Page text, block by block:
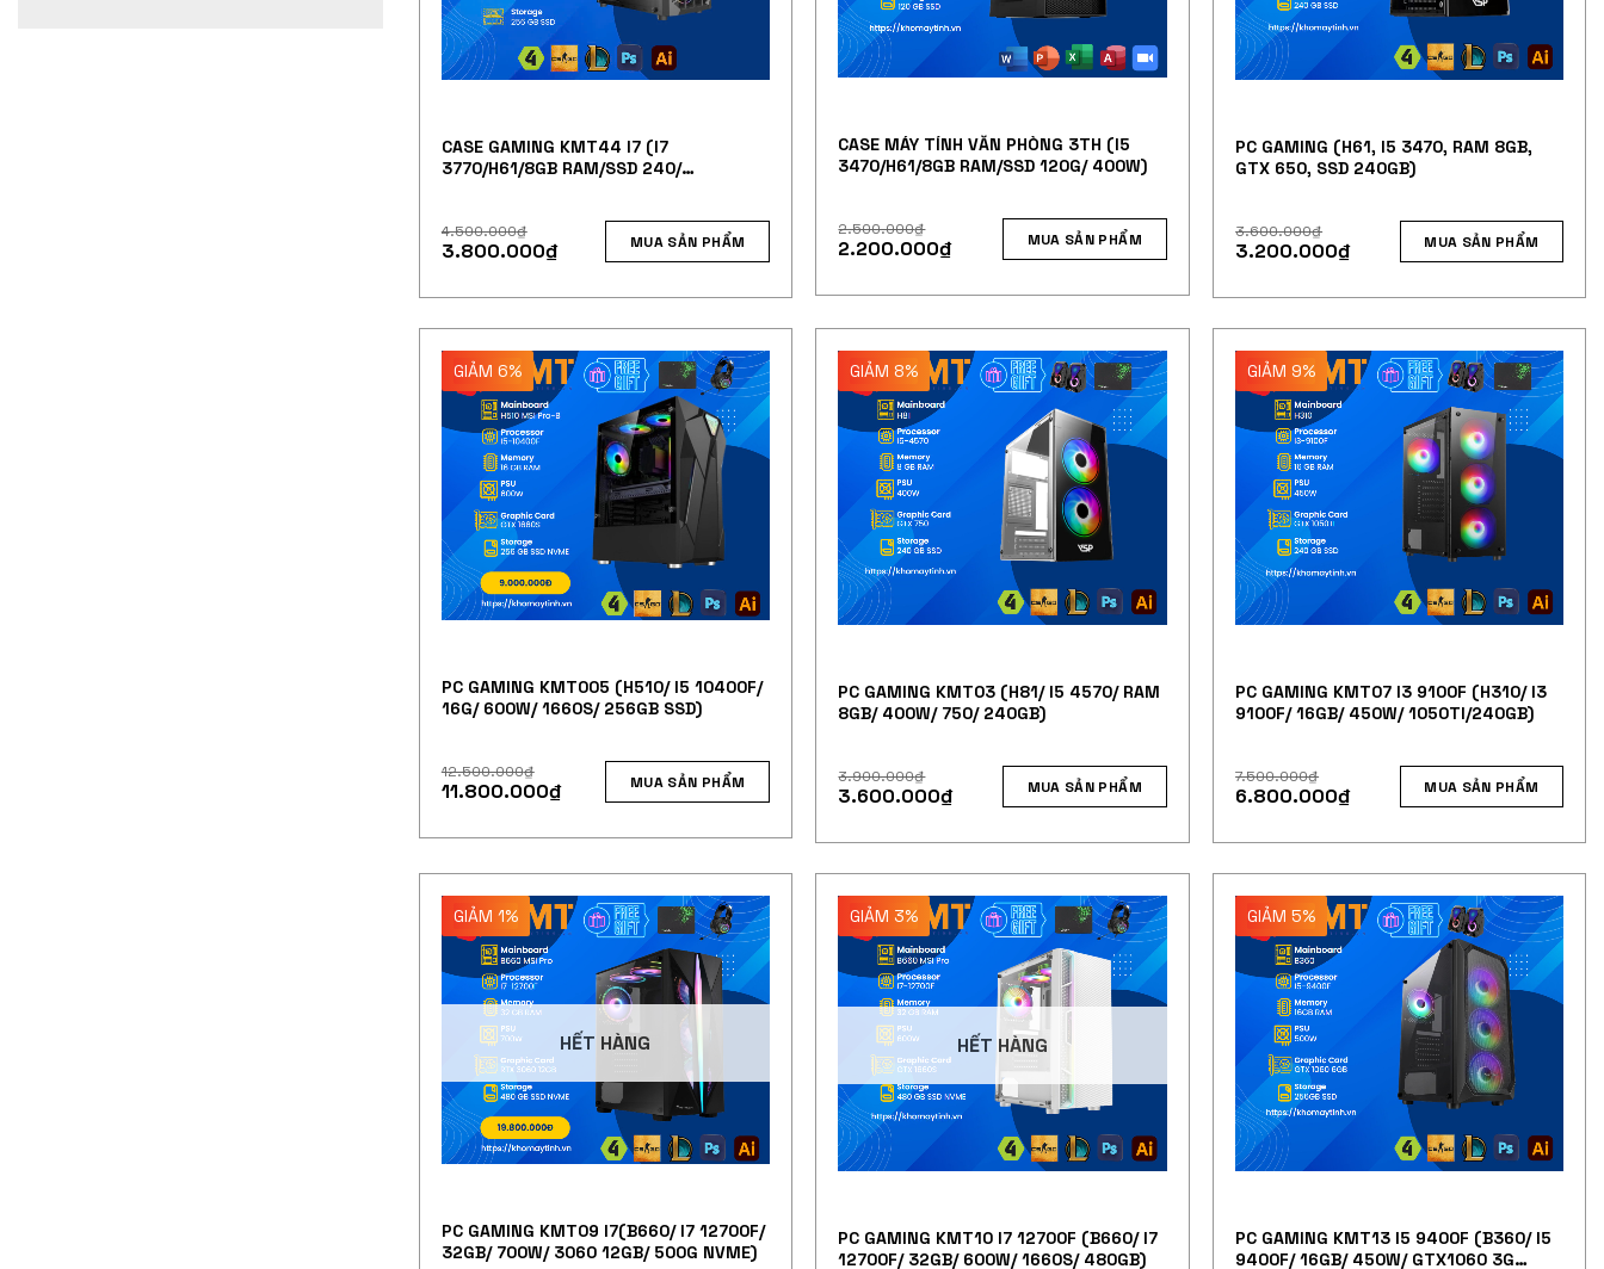
CASE GAMING KMT44 I7 (I7
3770/H61/8GB RAM/SSD 240/
4.500.000₫
3.800.000₫ MUA SẢN PHẨM
CASE MÁY TÍNH VĂN PHÒNG 3TH (I5
3470/H61/8GB RAM/SSD 120G/ 400W)
2.500.000₫
2.200.000₫ MUA SẢN PHẨM
PC GAMING (H61, I5 3470, RAM 8GB,
GTX 650, SSD 240GB)
3.600.000₫
3.200.000₫ MUA SẢN PHẨM
GIẢM 6%
PC GAMING KMT005 (H510/ I5 10400F/
16G/ 600W/ 1660S/ 256GB SSD)
12.500.000₫
11.800.000₫ MUA SẢN PHẨM
GIẢM 8%
PC GAMING KMT03 (H81/ I5 4570/ RAM
8GB/ 400W/ 750/ 240GB)
3.900.000₫
3.600.000₫ MUA SẢN PHẨM
GIẢM 9%
PC GAMING KMT07 I3 9100F (H310/ I3
9100F/ 16GB/ 450W/ 1050TI/240GB)
7.500.000₫
6.800.000₫ MUA SẢN PHẨM
GIẢM 1%
HẾT HÀNG
PC GAMING KMT09 I7(B660/ I7 12700F/
32GB/ 700W/ 3060 12GB/ 500G NVME)
GIẢM 3%
HẾT HÀNG
PC GAMING KMT10 I7 12700F (B660/ I7
12700F/ 32GB/ 600W/ 1660S/ 480GB)
GIẢM 5%
PC GAMING KMT13 I5 9400F (B360/ I5
9400F/ 16GB/ 450W/ GTX1060 3G